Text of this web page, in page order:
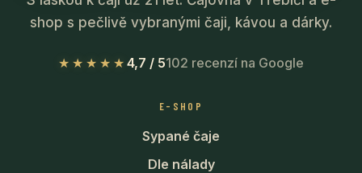
shop s pečlivě vybranými čaji, kávou a dárky.
★★★★★ 4,7 / 5102 recenzí na Google
E-SHOP
Sypané čaje
Dle nálady